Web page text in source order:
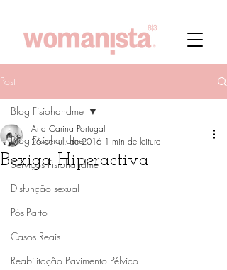
Post
Blog Fisiohandme
Serviços Fisiohandme
Disfunção sexual
Pós-Parto
Casos Reais
Reabilitação Pavimento Pélvico
Blog Fisiohandme
Bexiga Hiperactiva
Ana Carina Portugal
26 de jul. de 2016 1 min de leitura